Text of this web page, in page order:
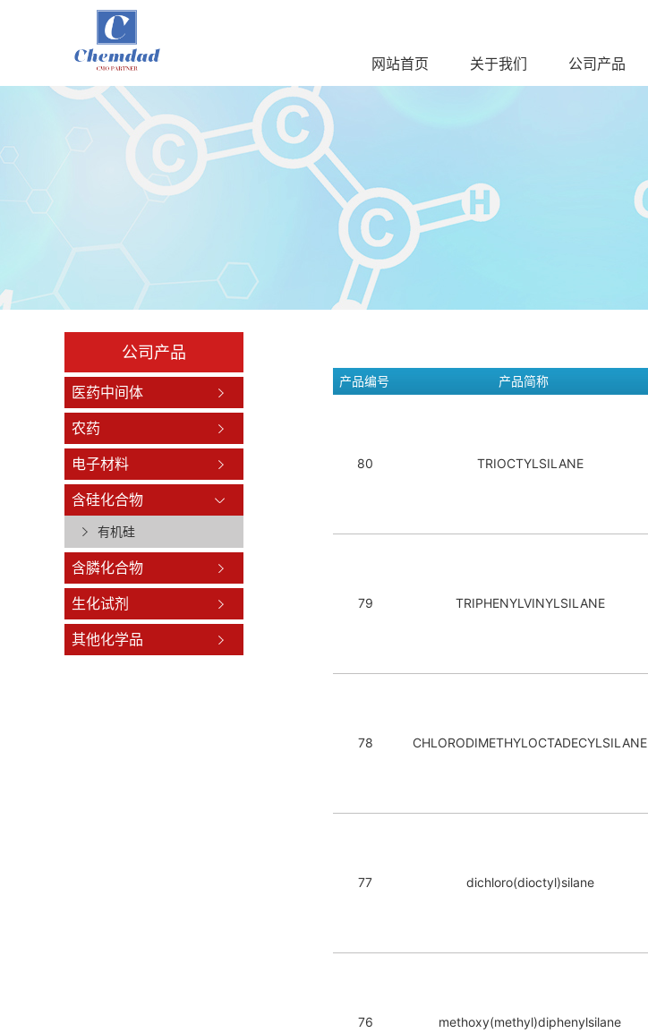
网站首页 关于我们 公司产品
公司产品
医药中间体
农药
电子材料
含硅化合物
有机硅
含膦化合物
生化试剂
其他化学品
产品编号 产品简称
80 TRIOCTYLSILANE
79 TRIPHENYLVINYLSILANE
78 CHLORODIMETHYLOCTADECYLSILANE
77 dichloro(dioctyl)silane
76 methoxy(methyl)diphenylsilane